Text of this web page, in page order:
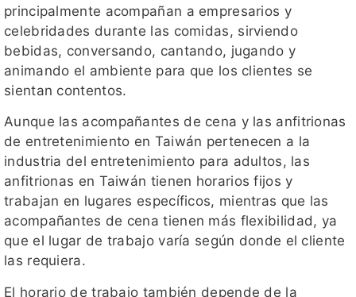
principalmente acompañan a empresarios y
celebridades durante las comidas, sirviendo
bebidas, conversando, cantando, jugando y
animando el ambiente para que los clientes se
sientan contentos.
Aunque las acompañantes de cena y las anfitrionas
de entretenimiento en Taiwán pertenecen a la
industria del entretenimiento para adultos, las
anfitrionas en Taiwán tienen horarios fijos y
trabajan en lugares específicos, mientras que las
acompañantes de cena tienen más flexibilidad, ya
que el lugar de trabajo varía según donde el cliente
las requiera.
El horario de trabajo también depende de la